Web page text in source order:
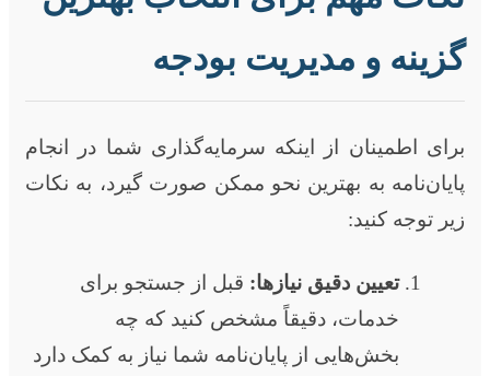
گزینه و مدیریت بودجه
برای اطمینان از اینکه سرمایه‌گذاری شما در انجام
پایان‌نامه به بهترین نحو ممکن صورت گیرد، به نکات
زیر توجه کنید:
تعیین دقیق نیازها: قبل از جستجو برای
خدمات، دقیقاً مشخص کنید که چه
بخش‌هایی از پایان‌نامه شما نیاز به کمک دارد